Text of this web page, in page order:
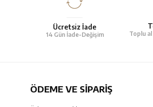
Ücretsiz İade
14 Gün İade-Değişim Toplu al
ÖDEME VE SİPARİŞ